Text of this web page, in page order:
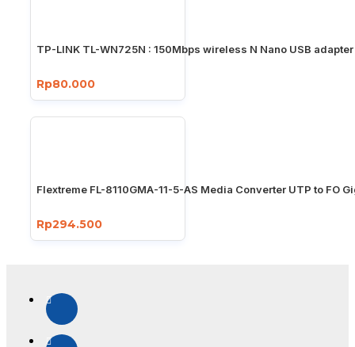
TP-LINK TL-WN725N : 150Mbps wireless N Nano USB adapter
Rp80.000
Flextreme FL-8110GMA-11-5-AS Media Converter UTP to FO
Rp294.500